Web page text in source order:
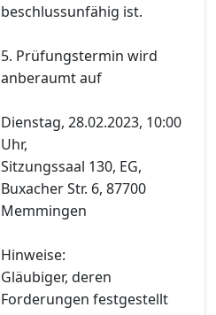
beschlussunfähig ist.
5. Prüfungstermin wird
anberaumt auf
Dienstag, 28.02.2023, 10:00
Uhr,
Sitzungssaal 130, EG,
Buxacher Str. 6, 87700
Memmingen
Hinweise:
Gläubiger, deren
Forderungen festgestellt